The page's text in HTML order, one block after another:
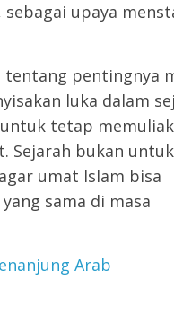
upaya
tentang pentingnya
luka dalam
tetap
Sejarah bukan untuk
umat Islam bisa
sama di masa
Arab